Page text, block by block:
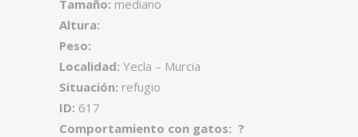
Tamaño: mediano
Altura:
Peso:
Localidad: Yecla – Murcia
Situación: refugio
ID: 617
Comportamiento con gatos: ?